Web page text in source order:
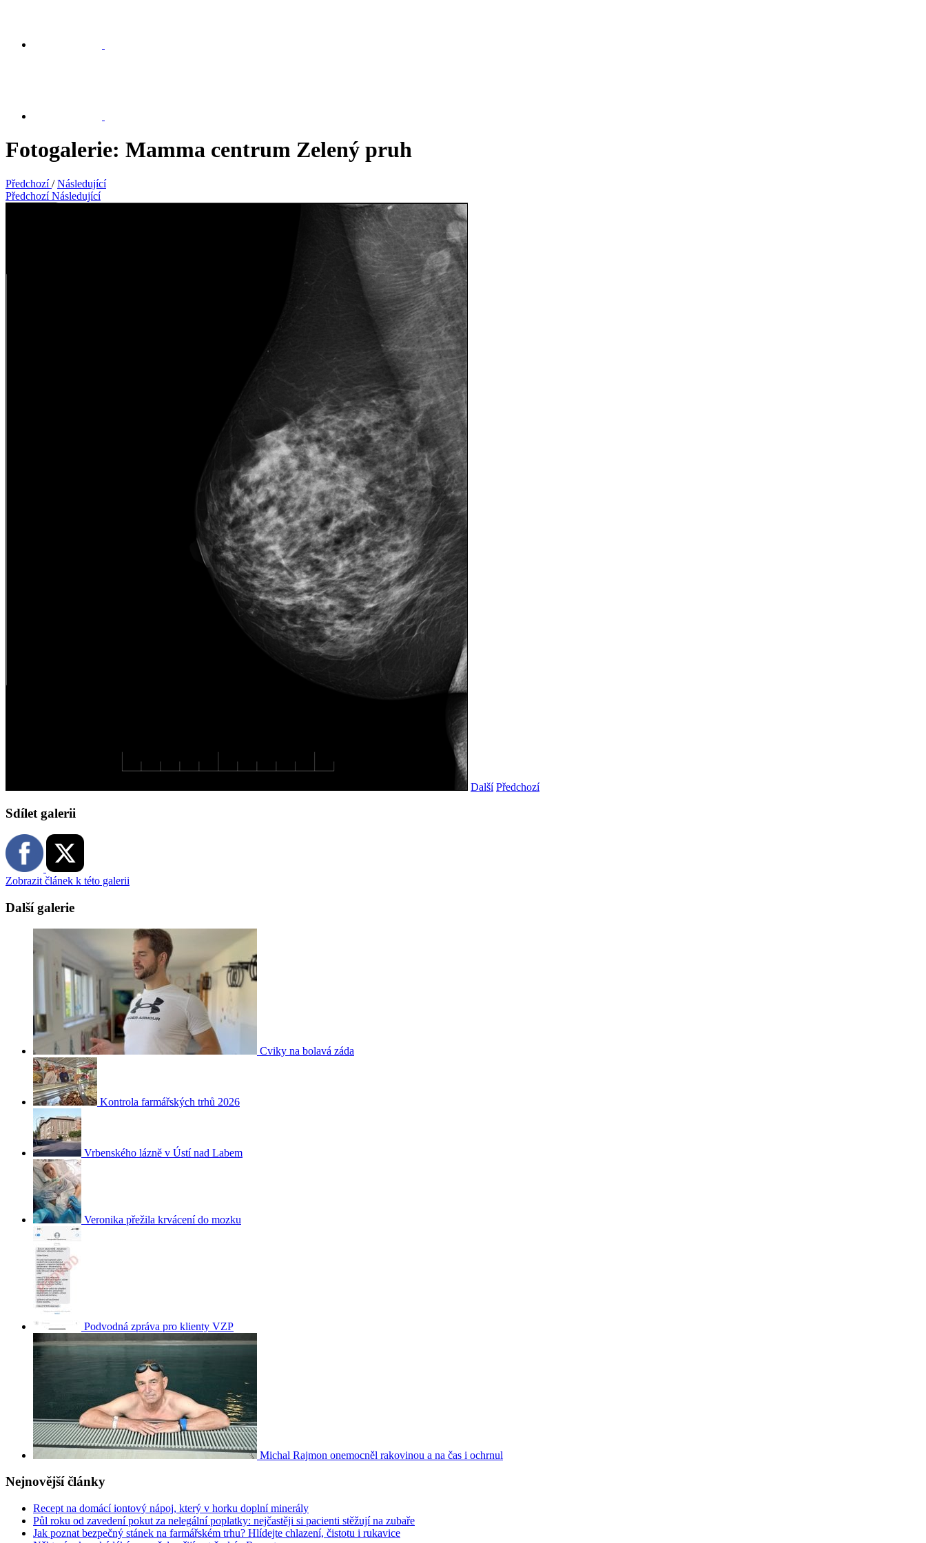
Fotogalerie: Mamma centrum Zelený pruh
Předchozí / Následující
Předchozí Následující
Další Předchozí
Sdílet galerii
Zobrazit článek k této galerii
Další galerie
Cviky na bolavá záda
Kontrola farmářských trhů 2026
Vrbenského lázně v Ústí nad Labem
Veronika přežila krvácení do mozku
Podvodná zpráva pro klienty VZP
Michal Rajmon onemocněl rakovinou a na čas i ochrnul
Nejnovější články
Recept na domácí iontový nápoj, který v horku doplní minerály
Půl roku od zavedení pokut za nelegální poplatky: nejčastěji si pacienti stěžují na zubaře
Jak poznat bezpečný stánek na farmářském trhu? Hlídejte chlazení, čistotu i rukavice